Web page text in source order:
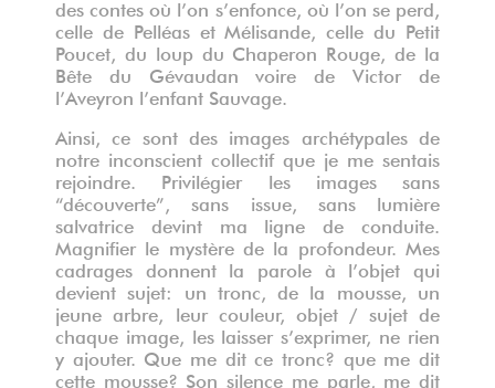
des contes où l’on s’enfonce, où l’on se perd,
celle de Pelléas et Mélisande, celle du Petit
Poucet, du loup du Chaperon Rouge, de la
Bête du Gévaudan voire de Victor de
l’Aveyron l’enfant Sauvage.
Ainsi, ce sont des images archétypales de
notre inconscient collectif que je me sentais
rejoindre. Privilégier les images sans
“découverte”, sans issue, sans lumière
salvatrice devint ma ligne de conduite.
Magnifier le mystère de la profondeur. Mes
cadrages donnent la parole à l’objet qui
devient sujet: un tronc, de la mousse, un
jeune arbre, leur couleur, objet / sujet de
chaque image, les laisser s’exprimer, ne rien
y ajouter. Que me dit ce tronc? que me dit
cette mousse? Son silence me parle, me dit